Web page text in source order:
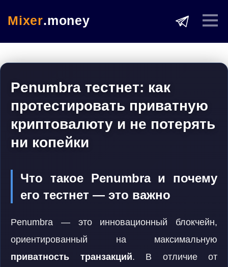
Mixer.money
Penumbra тестнет: как
протестировать приватную
криптовалюту и не потерять
ни копейки
Что такое Penumbra и почему
его тестнет — это важно
Penumbra — это инновационный блокчейн,
ориентированный на максимальную
приватность транзакций. В отличие от